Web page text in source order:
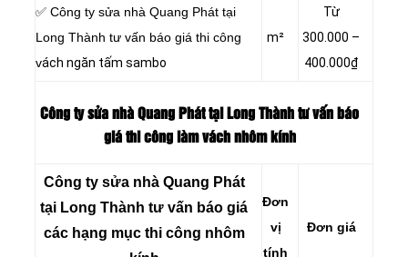
✅ Công ty sửa nhà Quang Phát tại
Long Thành tư vấn báo giá thi công
vách ngăn tấm sambo
m²
Từ
300.000 –
400.000₫
Công ty sửa nhà Quang Phát tại Long Thành tư vấn báo
giá thi công làm vách nhôm kính
Công ty sửa nhà Quang Phát
tại Long Thành tư vấn báo giá
các hạng mục thi công nhôm
Đơn
vị
tính
Đơn giá